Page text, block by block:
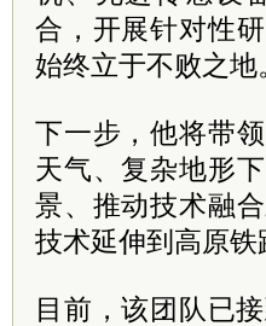
合，开展针对性
始终立于不败之地
下一步，他将带
天气、复杂地形
景、推动技术融
技术延伸到高原
目前，该团队已